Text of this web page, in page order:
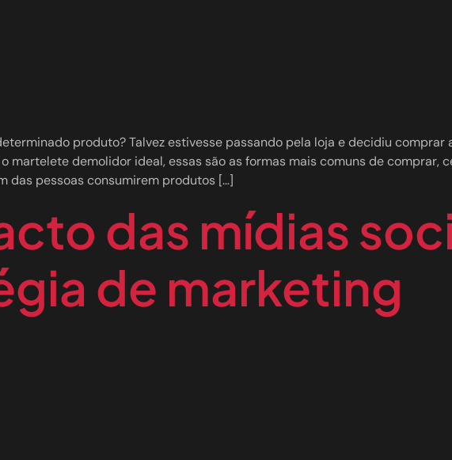
produto? Talvez estivesse passando pela loja e decidiu
martelete demolidor ideal, essas são as formas mais comuns de comprar,
das pessoas consumirem produtos […]
das mídias
de marketing